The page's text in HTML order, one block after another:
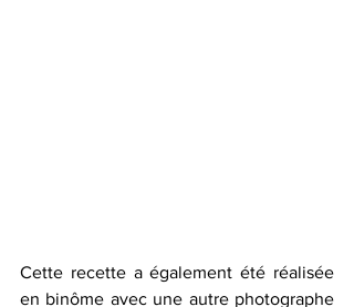
Cette recette a également été réalisée
en binôme avec une autre photographe